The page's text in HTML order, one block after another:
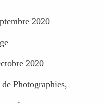
2020
2020
Photographies,